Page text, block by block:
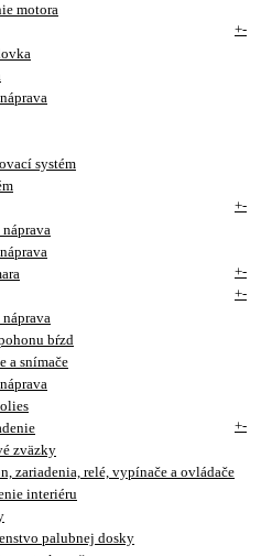
motora
+-
systém
+-
náprava
+-
+-
náprava
bŕzd
a snímače
+-
zväzky
zariadenia, relé, vypínače a ovládače
interiéru
palubnej dosky